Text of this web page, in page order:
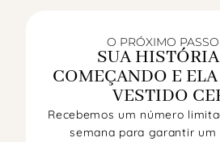
O PRÓXIMO
SUA
COMEÇANDO E
VESTIDO
Recebemos um número
semana para garantir